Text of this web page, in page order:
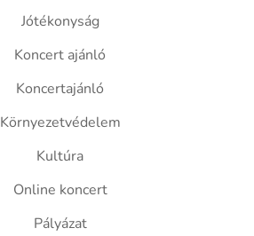
Jótékonyság
Koncert ajánló
Koncertajánló
Környezetvédelem
Kultúra
Online koncert
Pályázat